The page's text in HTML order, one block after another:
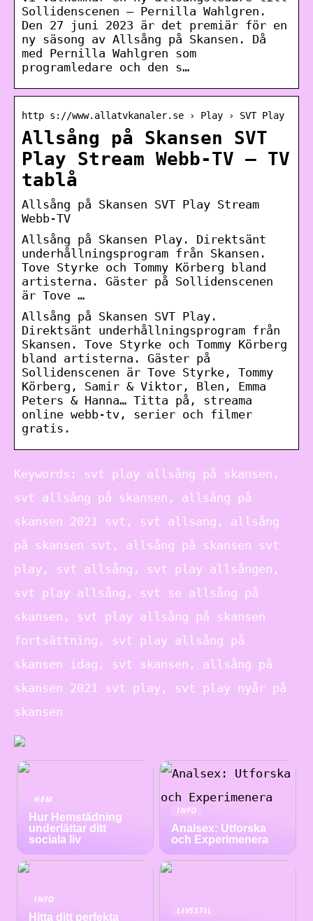
Sollidenscenen – Pernilla Wahlgren.
Den 27 juni 2023 är det premiär för en
ny säsong av Allsång på Skansen. Då
med Pernilla Wahlgren som
programledare och den s…
http s://www.allatvkanaler.se › Play › SVT Play
Allsång på Skansen SVT
Play Stream Webb-TV – TV
tablå
Allsång på Skansen SVT Play Stream
Webb-TV
Allsång på Skansen Play. Direktsänt
underhållningsprogram från Skansen.
Tove Styrke och Tommy Körberg bland
artisterna. Gäster på Sollidenscenen
är Tove …
Allsång på Skansen SVT Play.
Direktsänt underhållningsprogram från
Skansen. Tove Styrke och Tommy Körberg
bland artisterna. Gäster på
Sollidenscenen är Tove Styrke, Tommy
Körberg, Samir & Viktor, Blen, Emma
Peters & Hanna… Titta på, streama
online webb-tv, serier och filmer
gratis.
Keywords: svt play allsång på skansen,
svt allsång på skansen, allsång på
skansen 2021 svt, svt allsang, allsång
på skansen svt, allsång på skansen svt
play, svt allsång, svt play allsången,
svt play allsång, svt se allsång på
skansen, svt play allsång på skansen
fortsättning, svt play allsång på
skansen idag, svt skansen, allsång på
skansen 2021 svt play, svt play nyår på
skansen
HEM
Hur Hemstädning
underlättar ditt
sociala liv
INFO
Analsex: Utforska
och Experimenera
INFO
Hitta ditt perfekta
LIVSSTIL